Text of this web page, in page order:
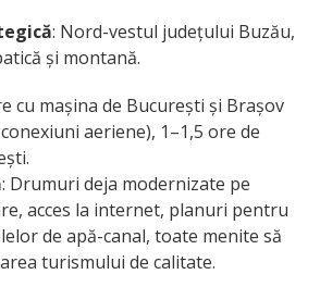
: Nord-vestul județului Buzău,
și montană.
cu mașina de București și Brașov
aeriene), 1–1,5 ore de
: Drumuri deja modernizate pe
acces la internet, planuri pentru
de apă-canal, toate menite să
turismului de calitate.